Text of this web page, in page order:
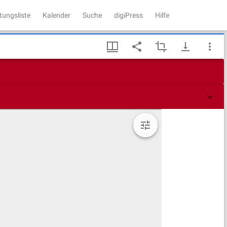
Kalender Suche digiPress Hilfe